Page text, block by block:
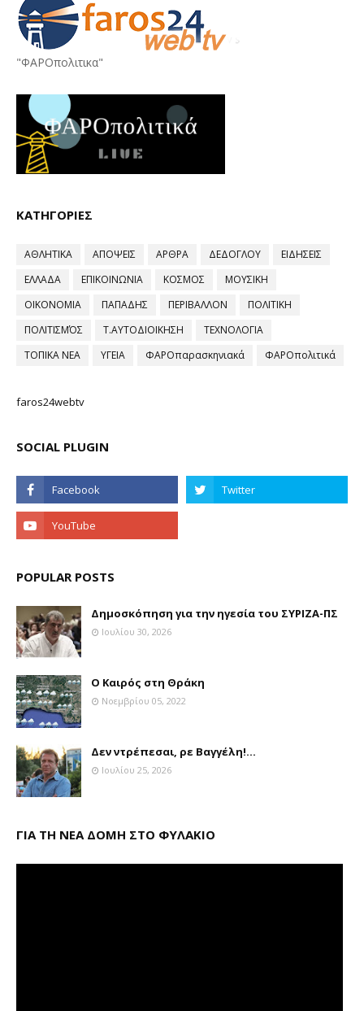
"ΦΑΡΟπολιτικα"
ΚΑΤΗΓΟΡΙΕΣ
ΑΘΛΗΤΙΚΑ ΑΠΟΨΕΙΣ ΑΡΘΡΑ ΔΕΔΟΓΛΟΥ
ΕΙΔΗΣΕΙΣ
ΕΛΛΑΔΑ
ΕΠΙΚΟΙΝΩΝΙΑ ΚΟΣΜΟΣ
ΜΟΥΣΙΚΗ
ΟΙΚΟΝΟΜΙΑ
ΠΑΠΑΔΗΣ ΠΕΡΙΒΑΛΛΟΝ
ΠΟΛΙΤΙΚΗ
ΠΟΛΙΤΙΣΜΌΣ
Τ.ΑΥΤΟΔΙΟΙΚΗΣΗ
ΤΕΧΝΟΛΟΓΙΑ
ΤΟΠΙΚΑ ΝΕΑ
ΥΓΕΙΑ ΦΑΡΟπαρασκηνιακά ΦΑΡΟπολιτικά
faros24webtv
SOCIAL PLUGIN
POPULAR POSTS
Δημοσκόπηση για την ηγεσία του ΣΥΡΙΖΑ-ΠΣ
Ιουλίου 30, 2026
Ο Καιρός στη Θράκη
Νοεμβρίου 05, 2022
Δεν ντρέπεσαι, ρε Βαγγέλη!...
Ιουλίου 25, 2026
ΓΙΑ ΤΗ ΝΕΑ ΔΟΜΗ ΣΤΟ ΦΥΛΑΚΙΟ